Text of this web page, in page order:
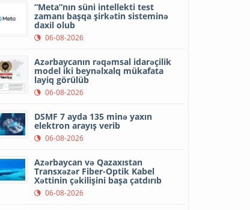
“Meta”nın süni intellekti test
zamanı başqa şirkətin sisteminə
daxil olub
06-08-2026
Azərbaycanın rəqəmsal idarəçilik
model iki beynəlxalq mükafata
layiq görülüb
06-08-2026
DSMF 7 ayda 135 minə yaxın
elektron arayış verib
06-08-2026
Azərbaycan və Qazaxıstan
Transxəzər Fiber-Optik Kabel
Xəttinin çəkilişini başa çatdırıb
06-08-2026